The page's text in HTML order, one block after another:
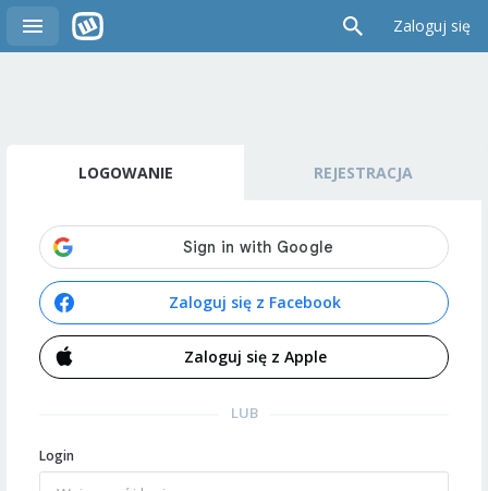
Zaloguj się
LOGOWANIE REJESTRACJA
Zaloguj się z Facebook
Zaloguj się z Apple
LUB
Login